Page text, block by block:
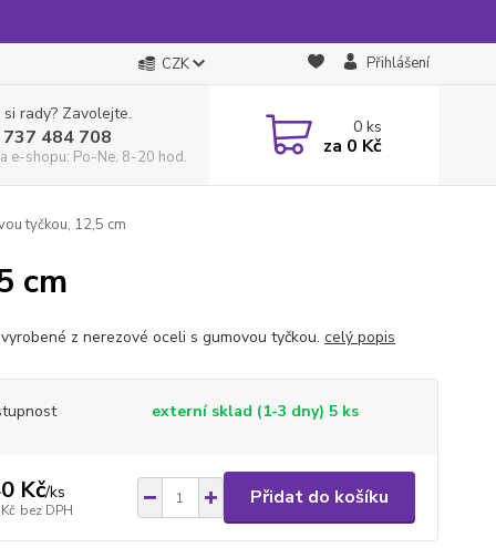
CZK Přihlášení
rady? Zavolejte.
484 708
e-shopu: Po-Ne, 8-20 hod.
0ks
za 0 Kč
tyčkou, 12,5 cm
cm
z nerezové oceli s gumovou tyčkou. celý popis
externí sklad (1-3 dny) 5 ks
Kč/ks
bez DPH
Přidat do košíku